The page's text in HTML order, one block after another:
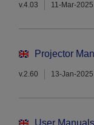
v.4.03 11-Mar-2025
Projector
v.2.60 13-Jan-2025